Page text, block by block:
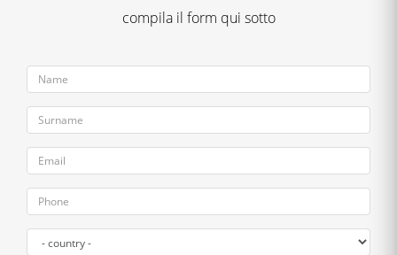
compila il form qui sotto